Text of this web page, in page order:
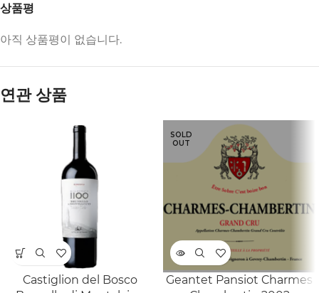
상품평
아직 상품평이 없습니다.
연관 상품
Castiglion del Bosco
SOLD
OUT
Geantet Pansiot Charmes